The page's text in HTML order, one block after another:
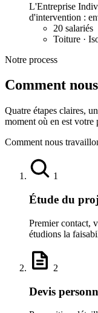
L'Entreprise
d'intervention :
20 salariés
Toiture ·
Notre process
Comment
Quatre étapes claires,
moment où en est votre
Comment nous
1
Étude du
Premier contact,
étudions la
2
Devis